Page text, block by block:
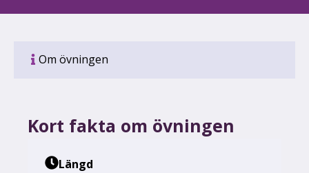
Om övningen
Kort fakta om övningen
Längd